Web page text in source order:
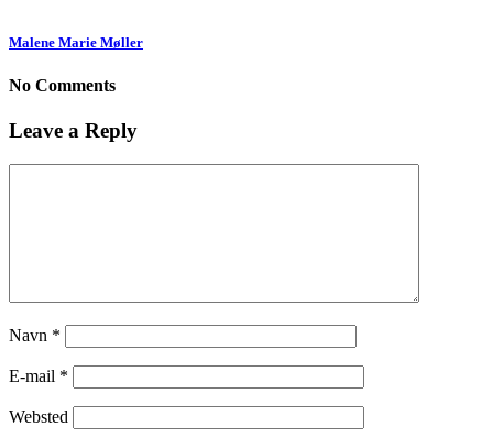
Malene Marie Møller
No Comments
Leave a Reply
Navn *
E-mail *
Websted